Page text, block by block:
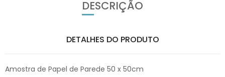
DESCRIÇÃO
DETALHES DO PRODUTO
Amostra de Papel de Parede 50 x 50cm